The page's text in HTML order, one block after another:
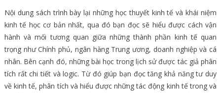
Nội dung sách trình bày lại những học thuyết kinh tế và khái niệm
kinh tế học cơ bản nhất, qua đó bạn đọc sẽ hiểu được cách vận
hành và mối tương quan giữa những thành phần kinh tế quan
trọng như Chính phủ, ngân hàng Trung ương, doanh nghiệp và cá
nhân. Bên cạnh đó, những bài học trong lịch sử được tác giả phân
tích rất chi tiết và logic. Từ đó giúp bạn đọc tăng khả năng tư duy
về kinh tế, phân tích và hiểu được những tác động kinh tế trong và